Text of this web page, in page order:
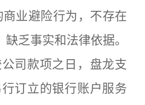
业避险行为，不存在
乏事实和法律依据。
司款项之日，盘龙支
订立的银行账户服务